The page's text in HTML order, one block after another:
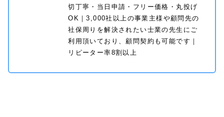
切丁寧・当日申請・フリー価格・丸投げ
OK｜3,000社以上の事業主様や顧問先の
社保周りを解決されたい士業の先生にご
利用頂いており、顧問契約も可能です｜
リピーター率8割以上